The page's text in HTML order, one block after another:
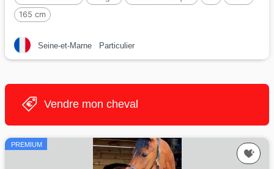
165 cm
Seine-et-Marne Particulier
Vendre mon cheval
PREMIUM